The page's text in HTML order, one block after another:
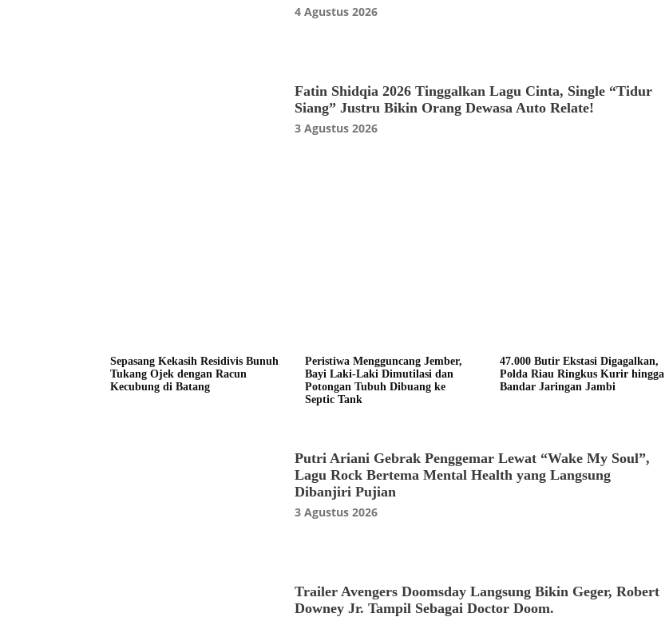
4 Agustus 2026
Fatin Shidqia 2026 Tinggalkan Lagu Cinta, Single “Tidur
Siang” Justru Bikin Orang Dewasa Auto Relate!
3 Agustus 2026
Sepasang Kekasih Residivis Bunuh
Tukang Ojek dengan Racun
Kecubung di Batang
Peristiwa Mengguncang Jember,
Bayi Laki-Laki Dimutilasi dan
Potongan Tubuh Dibuang ke
Septic Tank
47.000 Butir Ekstasi Digagalkan,
Polda Riau Ringkus Kurir hingga
Bandar Jaringan Jambi
Putri Ariani Gebrak Penggemar Lewat “Wake My Soul”,
Lagu Rock Bertema Mental Health yang Langsung
Dibanjiri Pujian
3 Agustus 2026
Trailer Avengers Doomsday Langsung Bikin Geger, Robert
Downey Jr. Tampil Sebagai Doctor Doom.